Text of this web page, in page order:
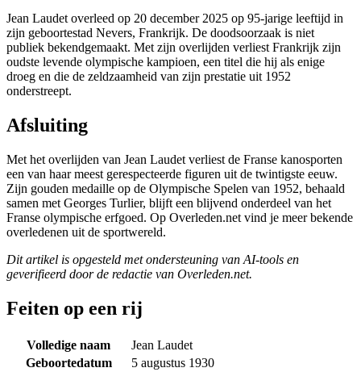
Jean Laudet overleed op 20 december 2025 op 95-jarige leeftijd in
zijn geboortestad Nevers, Frankrijk. De doodsoorzaak is niet
publiek bekendgemaakt. Met zijn overlijden verliest Frankrijk zijn
oudste levende olympische kampioen, een titel die hij als enige
droeg en die de zeldzaamheid van zijn prestatie uit 1952
onderstreept.
Afsluiting
Met het overlijden van Jean Laudet verliest de Franse kanosporten
een van haar meest gerespecteerde figuren uit de twintigste eeuw.
Zijn gouden medaille op de Olympische Spelen van 1952, behaald
samen met Georges Turlier, blijft een blijvend onderdeel van het
Franse olympische erfgoed. Op Overleden.net vind je meer bekende
overledenen uit de sportwereld.
Dit artikel is opgesteld met ondersteuning van AI-tools en
geverifieerd door de redactie van Overleden.net.
Feiten op een rij
Volledige naam
Jean Laudet
Geboortedatum
5 augustus 1930